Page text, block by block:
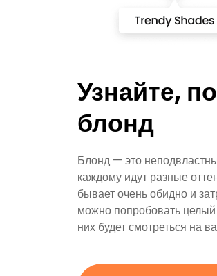
Узнайте,
блонд
Блонд — это
каждому идут разные
бывает очень обидно и
можно попробовать целый
них будет смотреться на